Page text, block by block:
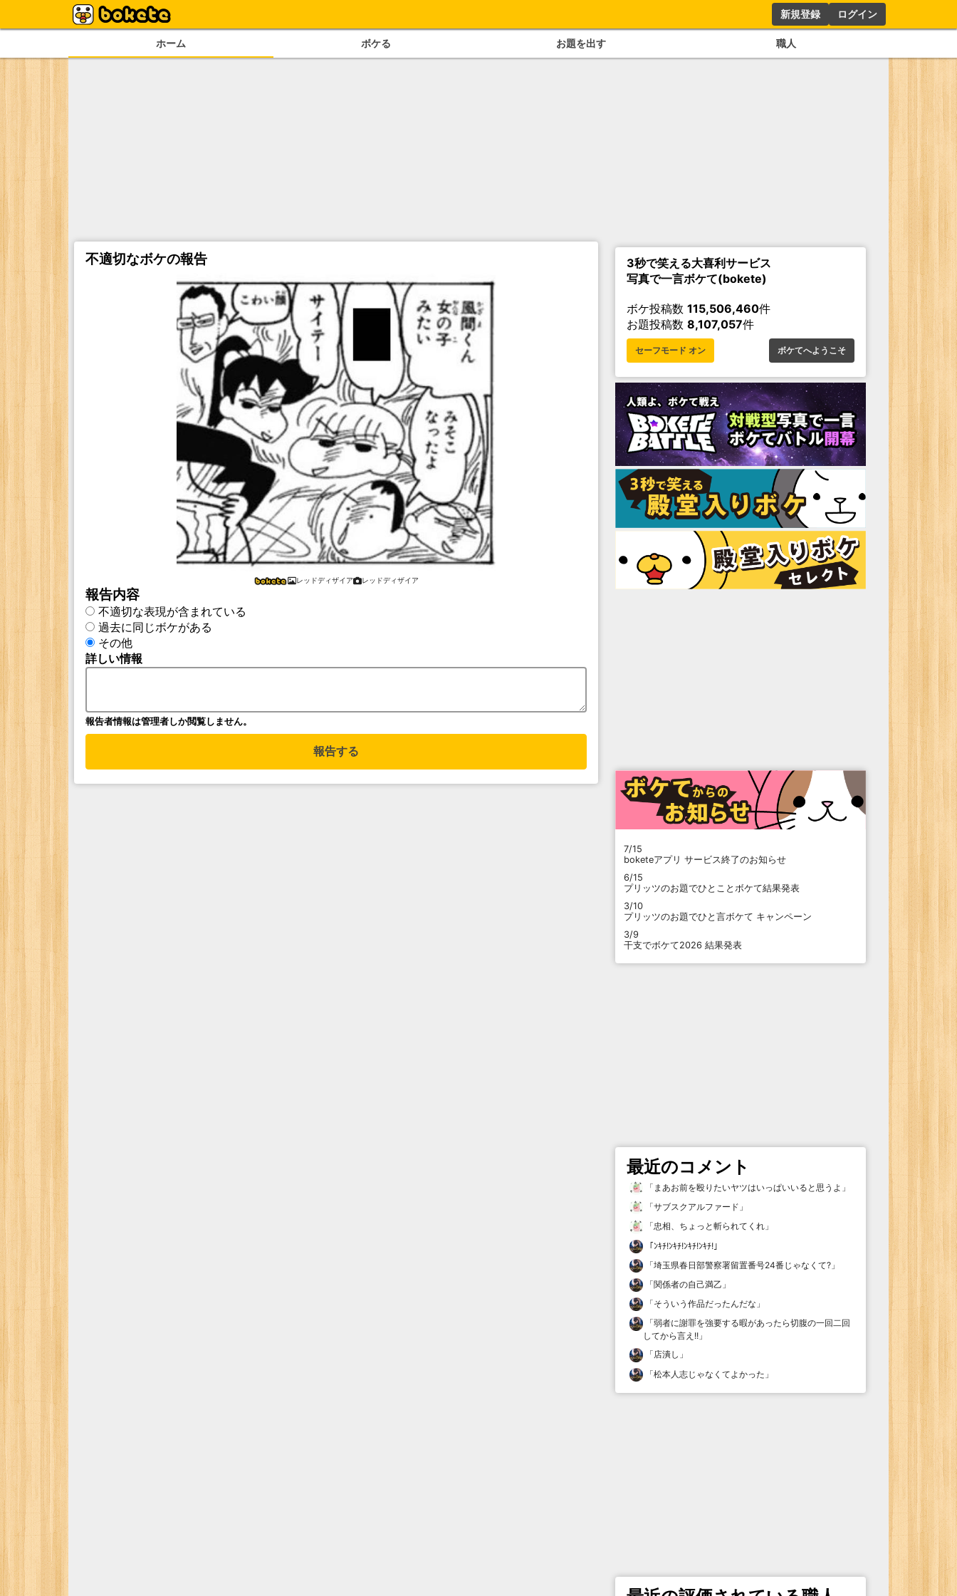
新規登録 ログイン
ホーム ボケる お題を出す 職人
不適切なボケの報告
レッドディザイア レッドディザイア
報告内容
不適切な表現が含まれている
過去に同じボケがある
その他
詳しい情報
報告者情報は管理者しか閲覧しません。
報告する
3秒で笑える大喜利サービス
写真で一言ボケて(bokete)
ボケ投稿数 115,506,460件
お題投稿数 8,107,057件
セーフモード オン ボケてへようこそ
7/15
boketeアプリ サービス終了のお知らせ
6/15
プリッツのお題でひとことボケて結果発表
3/10
プリッツのお題でひと言ボケて キャンペーン
3/9
干支でボケて2026 結果発表
最近のコメント
「 まあお前を殴りたいヤツはいっぱいいると思うよ 」
「サブスクアルファード 」
「忠相、ちょっと斬られてくれ 」
「ﾝｷﾁ!ﾝｷﾁ!ﾝｷﾁ!ﾝｷﾁ! 」
「埼玉県春日部警察署留置番号24番じゃなくて? 」
「関係者の自己満乙 」
「そういう作品だったんだな 」
「弱者に謝罪を強要する暇があったら切腹の一回二回
してから言え!! 」
「店潰し 」
「松本人志じゃなくてよかった 」